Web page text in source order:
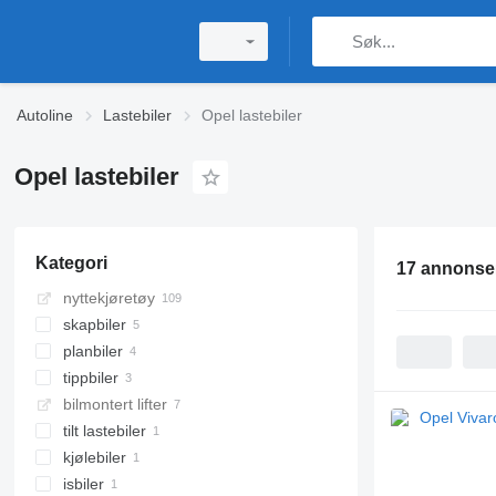
Autoline Lastebiler Opel lastebiler
Opel lastebiler
Kategori
nyttekjøretøy
skapbiler
planbiler
tippbiler
bilmontert lifter
tilt lastebiler
kjølebiler
isbiler
17